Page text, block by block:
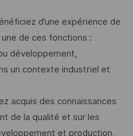
d’une expérience de
une de ces fonctions :
développement,
un contexte industriel et
acquis des connaissances
de la qualité et sur les
et production,